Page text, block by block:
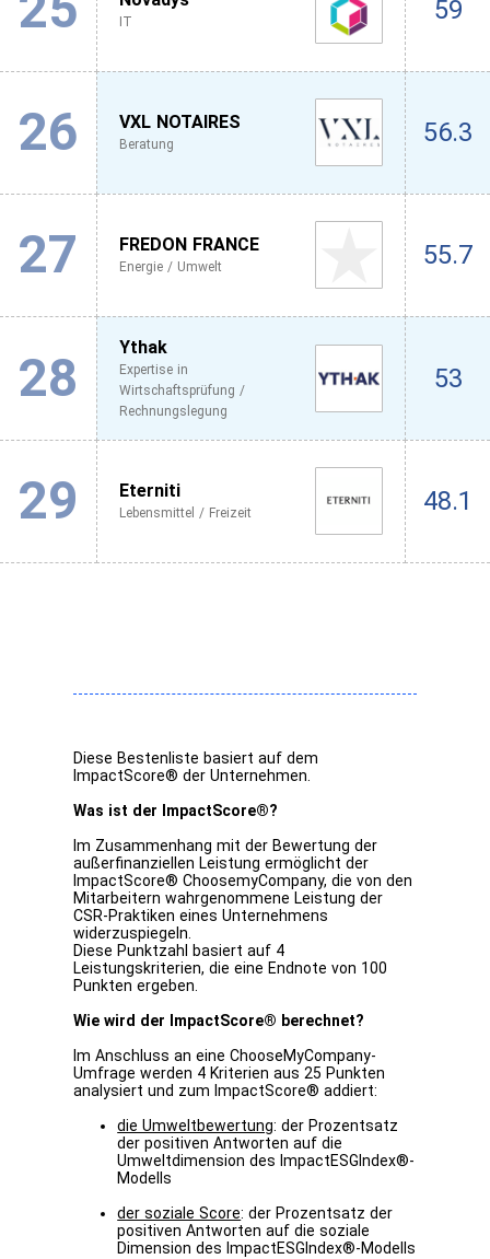
IT 59
26 VXL NOTAIRES
Beratung 56.3
27 FREDON FRANCE
Energie / Umwelt 55.7
28 Ythak
Expertise in
Wirtschaftsprüfung /
Rechnungslegung
53
29 Eterniti
Lebensmittel / Freizeit 48.1
Diese Bestenliste basiert auf dem
ImpactScore® der Unternehmen.
Was ist der ImpactScore®?
Im Zusammenhang mit der Bewertung der
außerfinanziellen Leistung ermöglicht der
ImpactScore® ChoosemyCompany, die von den
Mitarbeitern wahrgenommene Leistung der
CSR-Praktiken eines Unternehmens
widerzuspiegeln.
Diese Punktzahl basiert auf 4
Leistungskriterien, die eine Endnote von 100
Punkten ergeben.
Wie wird der ImpactScore® berechnet?
Im Anschluss an eine ChooseMyCompany-
Umfrage werden 4 Kriterien aus 25 Punkten
analysiert und zum ImpactScore® addiert:
die Umweltbewertung: der Prozentsatz
der positiven Antworten auf die
Umweltdimension des ImpactESGIndex®-
Modells
der soziale Score: der Prozentsatz der
positiven Antworten auf die soziale
Dimension des ImpactESGIndex®-Modells